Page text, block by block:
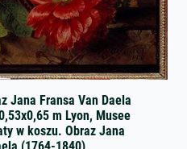
Jana Fransa Van Daela
m Lyon, Musee
w koszu. Obraz Jana